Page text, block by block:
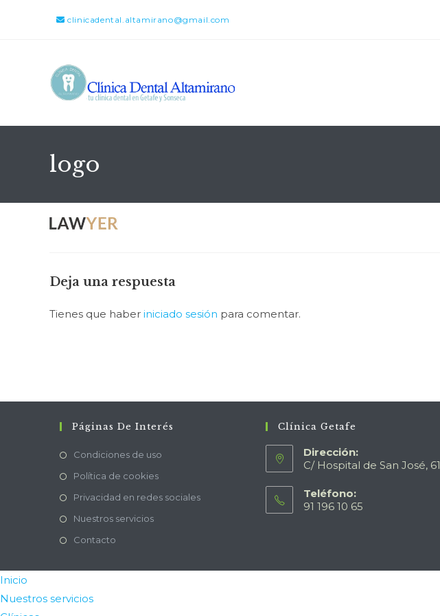
clinicadental.altamirano@gmail.com
logo
Deja una respuesta
Tienes que haber iniciado sesión para comentar.
Páginas De Interés
Condiciones de uso
Política de cookies
Privacidad en redes sociales
Nuestros servicios
Contacto
Clínica Getafe
Dirección:
C/ Hospital de San José, 61
Teléfono:
91 196 10 65
Inicio
Nuestros servicios